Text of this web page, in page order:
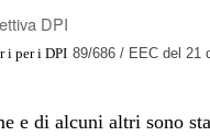
DPI
i per i DPI 89/686 / EEC del 21
e di alcuni altri sono